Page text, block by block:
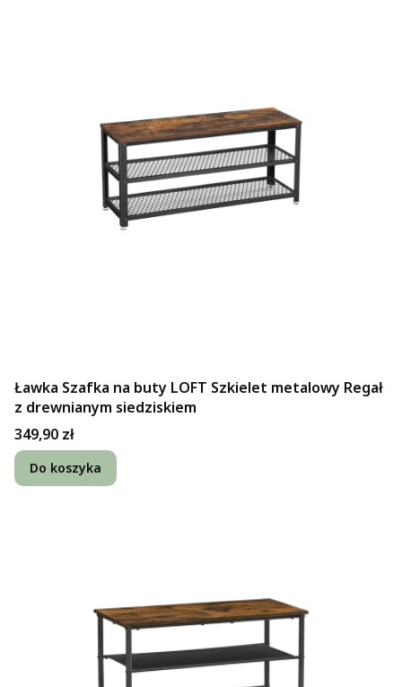
Ławka Szafka na buty LOFT Szkielet metalowy Regał
z drewnianym siedziskiem
Cena
349,90 zł
Do koszyka